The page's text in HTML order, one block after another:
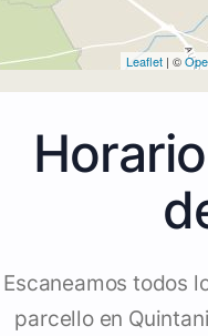
Leaflet | ©
Escaneamos todos
parcello en